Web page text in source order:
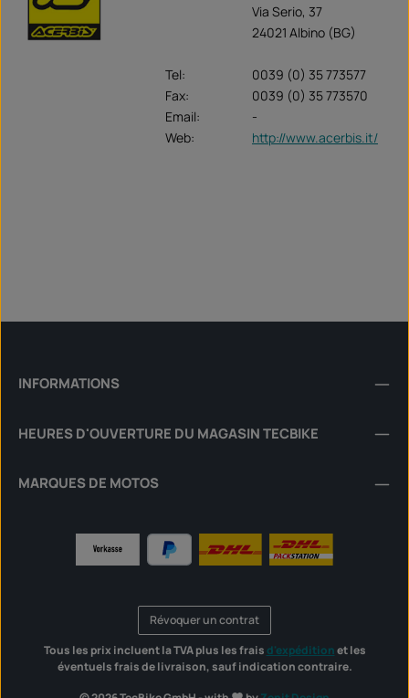
Via Serio, 37
24021 Albino (BG)
Tel:
0039 (0) 35 773577
Fax:
0039 (0) 35 773570
Email:
-
Web:
http://www.acerbis.it/
INFORMATIONS
HEURES D'OUVERTURE DU MAGASIN TECBIKE
MARQUES DE MOTOS
Révoquer un contrat
Tous les prix incluent la TVA plus les frais d'expéditionet les
éventuels frais de livraison, sauf indication contraire.